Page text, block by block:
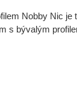
Nobby Nic
s bývalým